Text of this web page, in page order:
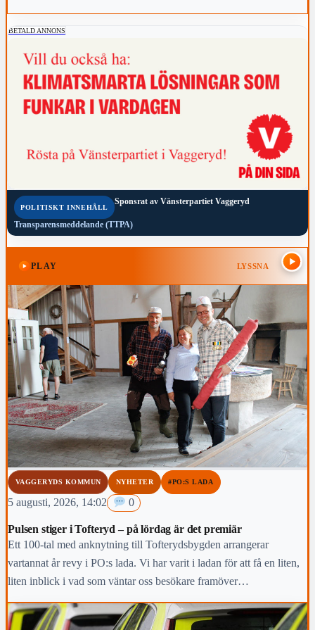
topp-fem-placering i den slutliga mästerskapstabellen.
BETALD ANNONS
POLITISKT INNEHÅLL
Sponsrat av Vänsterpartiet Vaggeryd
Transparensmeddelande (TTPA)
PLAY LYSSNA
VAGGERYDS KOMMUN NYHETER #PO:S LADA
5 augusti, 2026, 14:02 0
Pulsen stiger i Tofteryd – på lördag är det premiär
Ett 100-tal med anknytning till Tofterydsbygden arrangerar
vartannat år revy i PO:s lada. Vi har varit i ladan för att få en liten,
liten inblick i vad som väntar oss besökare framöver…